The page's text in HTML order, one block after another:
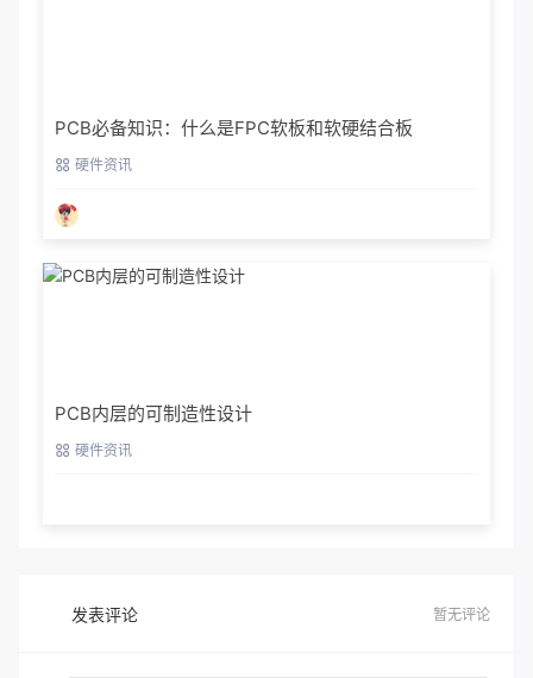
PCB必备知识：什么是FPC软板和软硬结合板
硬件资讯
PCB内层的可制造性设计
硬件资讯
发表评论 暂无评论